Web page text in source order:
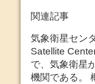
関連記事
気象衛星セン
Satellite
で、気象衛星
機関である。